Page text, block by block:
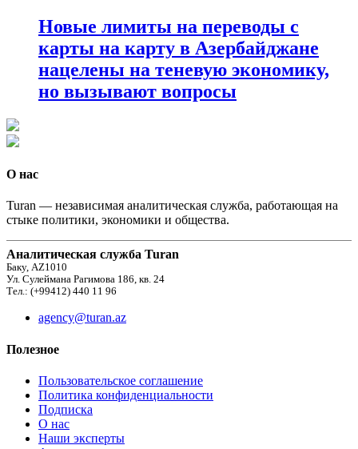
Новые лимиты на переводы с
карты на карту в Азербайджане
нацелены на теневую экономику,
но вызывают вопросы
О нас
Turan — независимая аналитическая служба, работающая на
стыке политики, экономики и общества.
Аналитическая служба Turan
Баку, AZ1010
Ул. Сулеймана Рагимова 186, кв. 24
Тел.: (+99412) 440 11 96
agency@turan.az
Полезное
Пользовательское соглашение
Политика конфиденциальности
Подписка
О нас
Наши эксперты